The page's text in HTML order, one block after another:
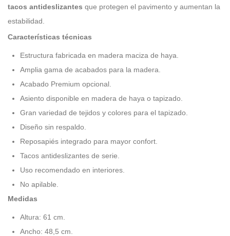
tacos antideslizantes que protegen el pavimento y aumentan la
estabilidad.
Características técnicas
Estructura fabricada en madera maciza de haya.
Amplia gama de acabados para la madera.
Acabado Premium opcional.
Asiento disponible en madera de haya o tapizado.
Gran variedad de tejidos y colores para el tapizado.
Diseño sin respaldo.
Reposapiés integrado para mayor confort.
Tacos antideslizantes de serie.
Uso recomendado en interiores.
No apilable.
Medidas
Altura: 61 cm.
Ancho: 48,5 cm.